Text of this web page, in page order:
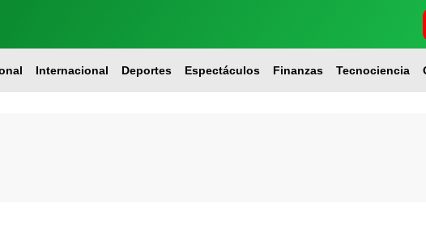
Internacional Deportes Espectáculos Finanzas Tecnociencia